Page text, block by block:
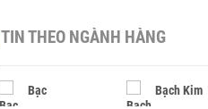
TIN THEO NGÀNH HÀNG
Bạc Bạch Kim